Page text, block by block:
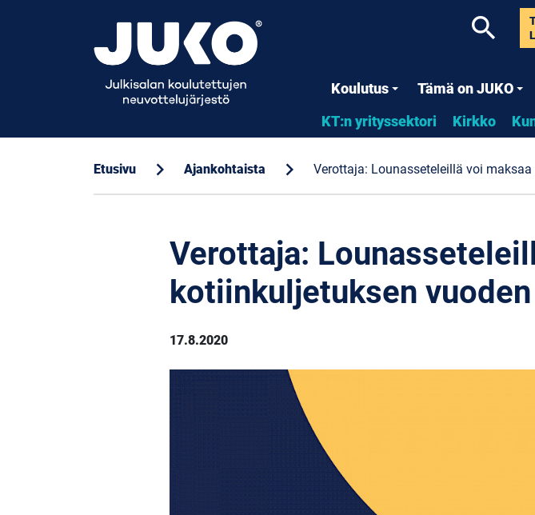
Koulutus
Tämä on JUKO
KT:n yrityssektori
Kirkko
search
Etusivu chevron_right Ajankohtaista chevron_right Verottaja: Lounasseteleillä voi
Verottaja:
kotiinkuljetuksen
17.8.2020